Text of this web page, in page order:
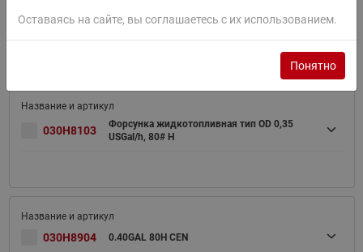
030H8102
Форсунка жидкотопливная тип OD 0,30
USGal/h, 80# H
030H8103
Форсунка жидкотопливная тип OD 0,35
USGal/h, 80# H
030H8904 0.40GAL 80H CEN
Оставаясь на сайте, вы соглашаетесь с их использованием.
Понятно